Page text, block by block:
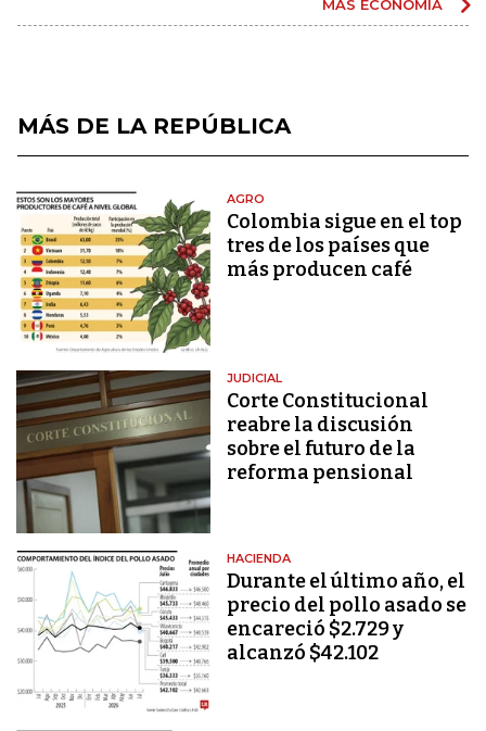
MÁS ECONOMÍA
MÁS DE LA REPÚBLICA
AGRO
Colombia sigue en el top
tres de los países que
más producen café
JUDICIAL
Corte Constitucional
reabre la discusión
sobre el futuro de la
reforma pensional
HACIENDA
Durante el último año, el
precio del pollo asado se
encareció $2.729 y
alcanzó $42.102